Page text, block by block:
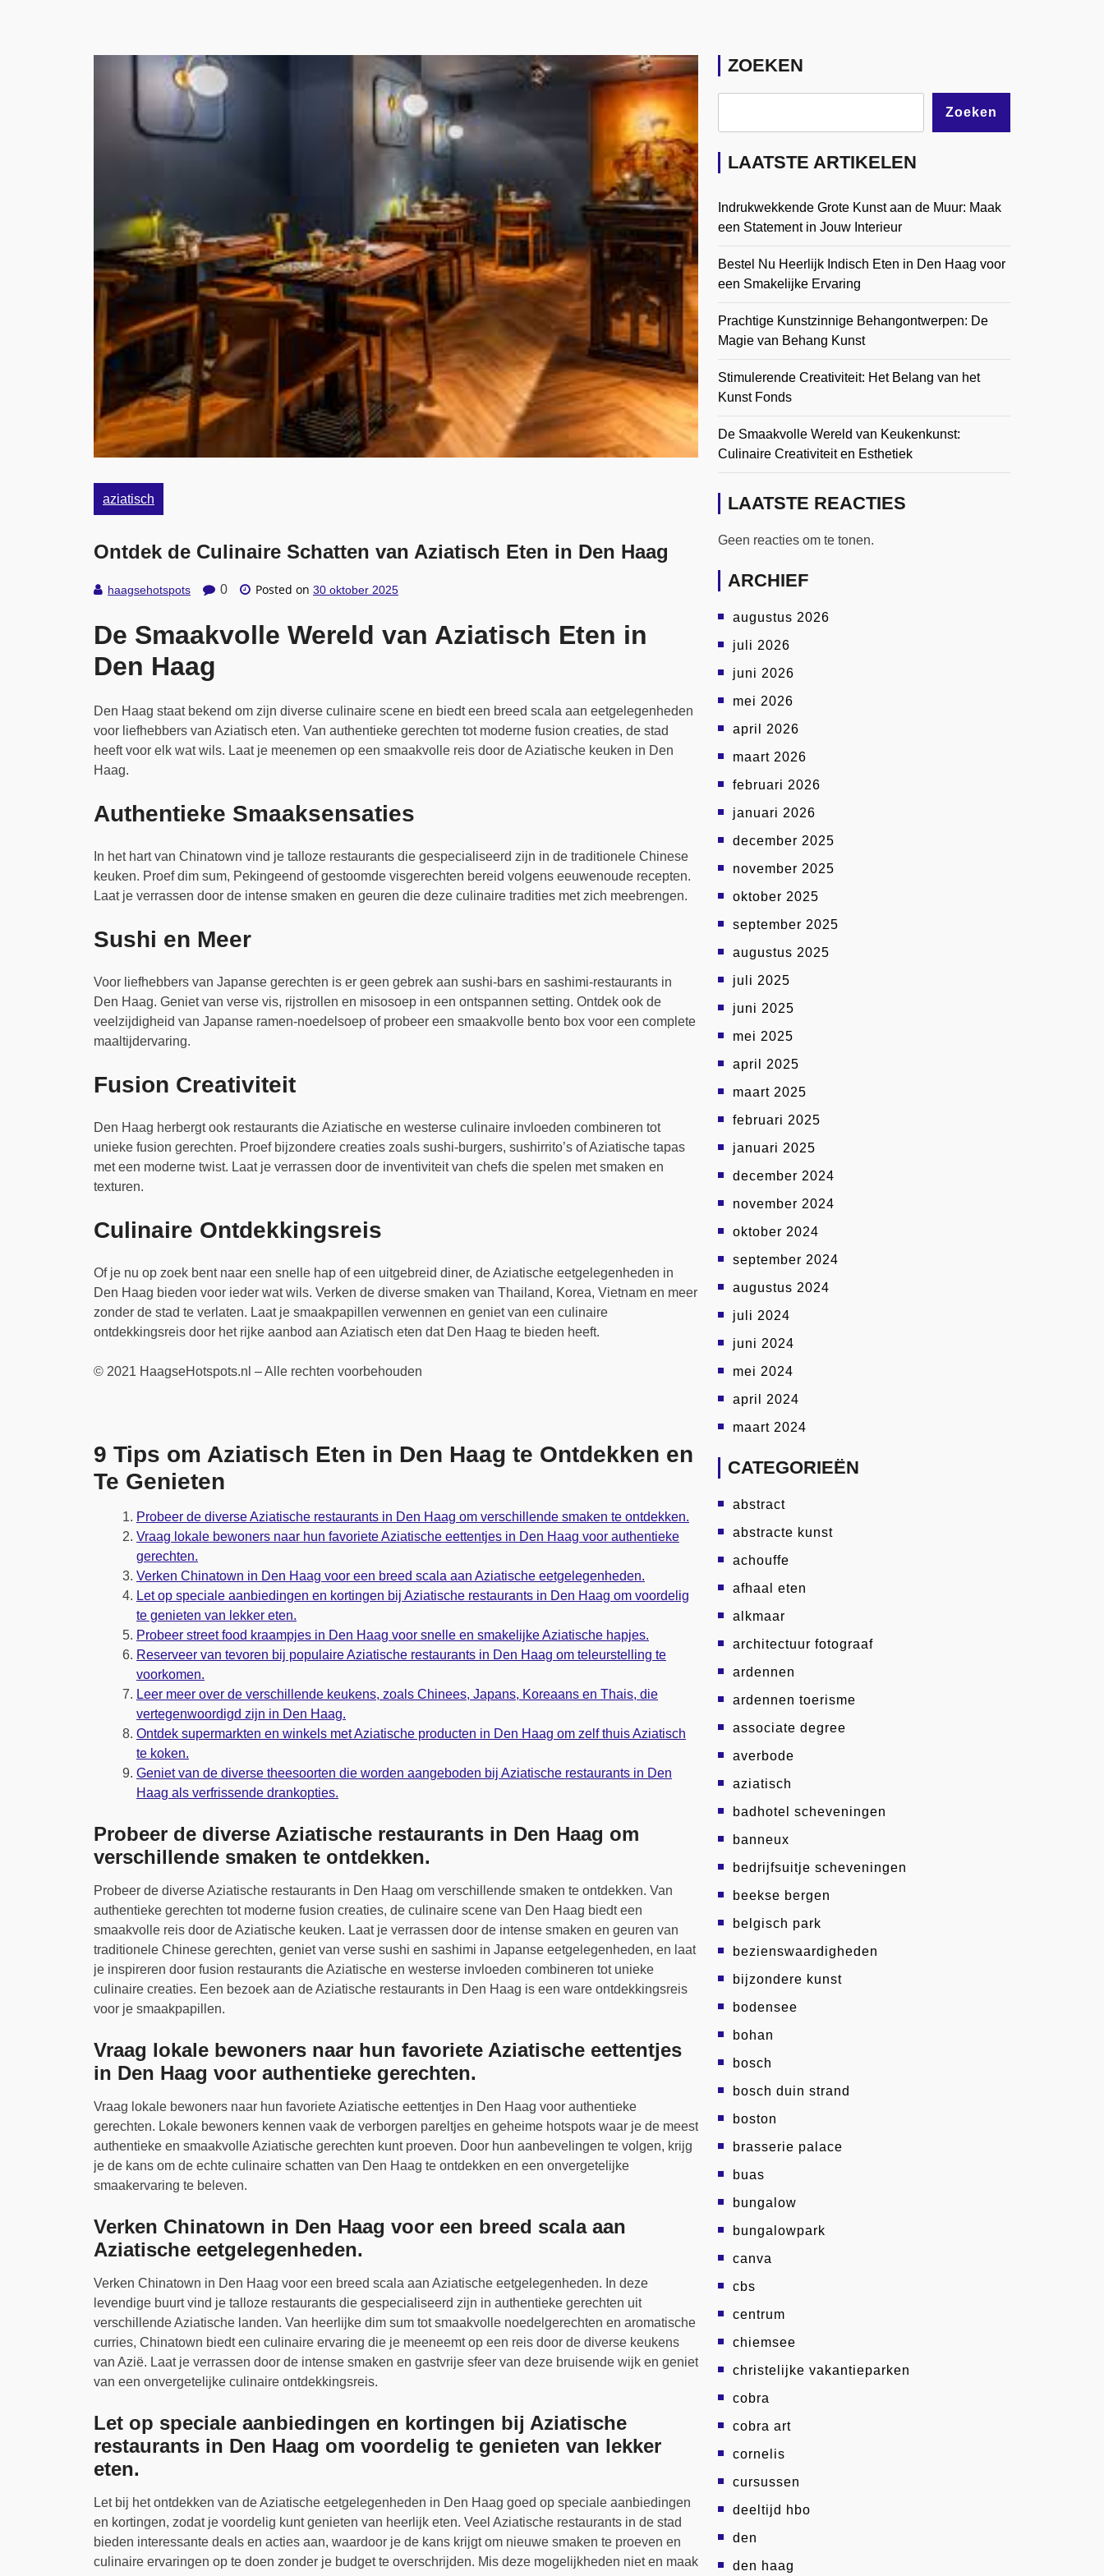
aziatisch
Ontdek de Culinaire Schatten van Aziatisch Eten in Den Haag
haagsehotspots 0 Posted on 30 oktober 2025
De Smaakvolle Wereld van Aziatisch Eten in
Den Haag
Den Haag staat bekend om zijn diverse culinaire scene en biedt een breed scala aan eetgelegenheden
voor liefhebbers van Aziatisch eten. Van authentieke gerechten tot moderne fusion creaties, de stad
heeft voor elk wat wils. Laat je meenemen op een smaakvolle reis door de Aziatische keuken in Den
Haag.
Authentieke Smaaksensaties
In het hart van Chinatown vind je talloze restaurants die gespecialiseerd zijn in de traditionele Chinese
keuken. Proef dim sum, Pekingeend of gestoomde visgerechten bereid volgens eeuwenoude recepten.
Laat je verrassen door de intense smaken en geuren die deze culinaire tradities met zich meebrengen.
Sushi en Meer
Voor liefhebbers van Japanse gerechten is er geen gebrek aan sushi-bars en sashimi-restaurants in
Den Haag. Geniet van verse vis, rijstrollen en misosoep in een ontspannen setting. Ontdek ook de
veelzijdigheid van Japanse ramen-noedelsoep of probeer een smaakvolle bento box voor een complete
maaltijdervaring.
Fusion Creativiteit
Den Haag herbergt ook restaurants die Aziatische en westerse culinaire invloeden combineren tot
unieke fusion gerechten. Proef bijzondere creaties zoals sushi-burgers, sushirrito’s of Aziatische tapas
met een moderne twist. Laat je verrassen door de inventiviteit van chefs die spelen met smaken en
texturen.
Culinaire Ontdekkingsreis
Of je nu op zoek bent naar een snelle hap of een uitgebreid diner, de Aziatische eetgelegenheden in
Den Haag bieden voor ieder wat wils. Verken de diverse smaken van Thailand, Korea, Vietnam en meer
zonder de stad te verlaten. Laat je smaakpapillen verwennen en geniet van een culinaire
ontdekkingsreis door het rijke aanbod aan Aziatisch eten dat Den Haag te bieden heeft.
© 2021 HaagseHotspots.nl – Alle rechten voorbehouden
9 Tips om Aziatisch Eten in Den Haag te Ontdekken en
Te Genieten
Probeer de diverse Aziatische restaurants in Den Haag om verschillende smaken te ontdekken.
Vraag lokale bewoners naar hun favoriete Aziatische eettentjes in Den Haag voor authentieke
gerechten.
Verken Chinatown in Den Haag voor een breed scala aan Aziatische eetgelegenheden.
Let op speciale aanbiedingen en kortingen bij Aziatische restaurants in Den Haag om voordelig
te genieten van lekker eten.
Probeer street food kraampjes in Den Haag voor snelle en smakelijke Aziatische hapjes.
Reserveer van tevoren bij populaire Aziatische restaurants in Den Haag om teleurstelling te
voorkomen.
Leer meer over de verschillende keukens, zoals Chinees, Japans, Koreaans en Thais, die
vertegenwoordigd zijn in Den Haag.
Ontdek supermarkten en winkels met Aziatische producten in Den Haag om zelf thuis Aziatisch
te koken.
Geniet van de diverse theesoorten die worden aangeboden bij Aziatische restaurants in Den
Haag als verfrissende drankopties.
Probeer de diverse Aziatische restaurants in Den Haag om
verschillende smaken te ontdekken.
Probeer de diverse Aziatische restaurants in Den Haag om verschillende smaken te ontdekken. Van
authentieke gerechten tot moderne fusion creaties, de culinaire scene van Den Haag biedt een
smaakvolle reis door de Aziatische keuken. Laat je verrassen door de intense smaken en geuren van
traditionele Chinese gerechten, geniet van verse sushi en sashimi in Japanse eetgelegenheden, en laat
je inspireren door fusion restaurants die Aziatische en westerse invloeden combineren tot unieke
culinaire creaties. Een bezoek aan de Aziatische restaurants in Den Haag is een ware ontdekkingsreis
voor je smaakpapillen.
Vraag lokale bewoners naar hun favoriete Aziatische eettentjes
in Den Haag voor authentieke gerechten.
Vraag lokale bewoners naar hun favoriete Aziatische eettentjes in Den Haag voor authentieke
gerechten. Lokale bewoners kennen vaak de verborgen pareltjes en geheime hotspots waar je de meest
authentieke en smaakvolle Aziatische gerechten kunt proeven. Door hun aanbevelingen te volgen, krijg
je de kans om de echte culinaire schatten van Den Haag te ontdekken en een onvergetelijke
smaakervaring te beleven.
Verken Chinatown in Den Haag voor een breed scala aan
Aziatische eetgelegenheden.
Verken Chinatown in Den Haag voor een breed scala aan Aziatische eetgelegenheden. In deze
levendige buurt vind je talloze restaurants die gespecialiseerd zijn in authentieke gerechten uit
verschillende Aziatische landen. Van heerlijke dim sum tot smaakvolle noedelgerechten en aromatische
curries, Chinatown biedt een culinaire ervaring die je meeneemt op een reis door de diverse keukens
van Azië. Laat je verrassen door de intense smaken en gastvrije sfeer van deze bruisende wijk en geniet
van een onvergetelijke culinaire ontdekkingsreis.
Let op speciale aanbiedingen en kortingen bij Aziatische
restaurants in Den Haag om voordelig te genieten van lekker
eten.
Let bij het ontdekken van de Aziatische eetgelegenheden in Den Haag goed op speciale aanbiedingen
en kortingen, zodat je voordelig kunt genieten van heerlijk eten. Veel Aziatische restaurants in de stad
bieden interessante deals en acties aan, waardoor je de kans krijgt om nieuwe smaken te proeven en
culinaire ervaringen op te doen zonder je budget te overschrijden. Mis deze mogelijkheden niet en maak
ZOEKEN
Zoeken
LAATSTE ARTIKELEN
Indrukwekkende Grote Kunst aan de Muur: Maak
een Statement in Jouw Interieur
Bestel Nu Heerlijk Indisch Eten in Den Haag voor
een Smakelijke Ervaring
Prachtige Kunstzinnige Behangontwerpen: De
Magie van Behang Kunst
Stimulerende Creativiteit: Het Belang van het
Kunst Fonds
De Smaakvolle Wereld van Keukenkunst:
Culinaire Creativiteit en Esthetiek
LAATSTE REACTIES
Geen reacties om te tonen.
ARCHIEF
augustus 2026
juli 2026
juni 2026
mei 2026
april 2026
maart 2026
februari 2026
januari 2026
december 2025
november 2025
oktober 2025
september 2025
augustus 2025
juli 2025
juni 2025
mei 2025
april 2025
maart 2025
februari 2025
januari 2025
december 2024
november 2024
oktober 2024
september 2024
augustus 2024
juli 2024
juni 2024
mei 2024
april 2024
maart 2024
CATEGORIEËN
abstract
abstracte kunst
achouffe
afhaal eten
alkmaar
architectuur fotograaf
ardennen
ardennen toerisme
associate degree
averbode
aziatisch
badhotel scheveningen
banneux
bedrijfsuitje scheveningen
beekse bergen
belgisch park
bezienswaardigheden
bijzondere kunst
bodensee
bohan
bosch
bosch duin strand
boston
brasserie palace
buas
bungalow
bungalowpark
canva
cbs
centrum
chiemsee
christelijke vakantieparken
cobra
cobra art
cornelis
cursussen
deeltijd hbo
den
den haag